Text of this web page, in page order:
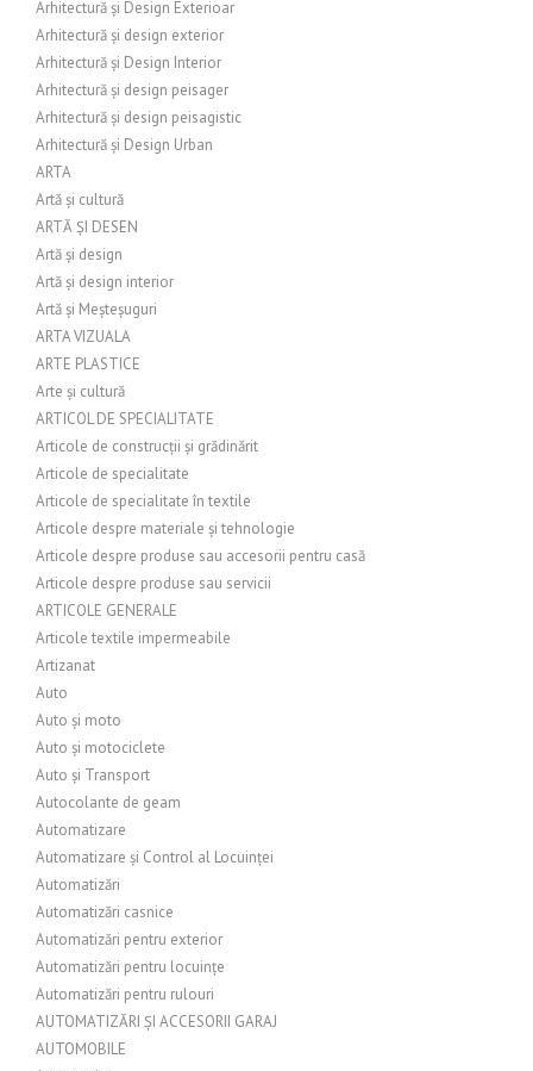
Arhitectură și Design Exterioar
Arhitectură și design exterior
Arhitectură și Design Interior
Arhitectură și design peisager
Arhitectură și design peisagistic
Arhitectură și Design Urban
ARTA
Artă și cultură
ARTĂ ȘI DESEN
Artă și design
Artă și design interior
Artă și Meșteșuguri
ARTA VIZUALA
ARTE PLASTICE
Arte și cultură
ARTICOL DE SPECIALITATE
Articole de construcții și grădinărit
Articole de specialitate
Articole de specialitate în textile
Articole despre materiale și tehnologie
Articole despre produse sau accesorii pentru casă
Articole despre produse sau servicii
ARTICOLE GENERALE
Articole textile impermeabile
Artizanat
Auto
Auto și moto
Auto și motociclete
Auto și Transport
Autocolante de geam
Automatizare
Automatizare și Control al Locuinței
Automatizări
Automatizări casnice
Automatizări pentru exterior
Automatizări pentru locuințe
Automatizări pentru rulouri
AUTOMATIZĂRI ȘI ACCESORII GARAJ
AUTOMOBILE